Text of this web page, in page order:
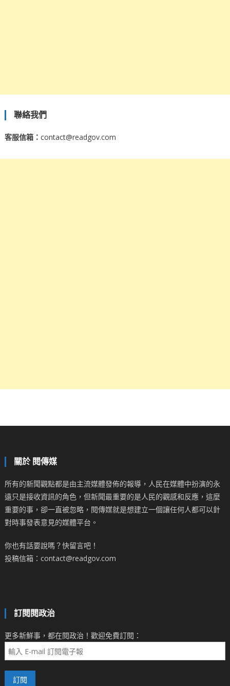
聯絡我們
客服信箱： contact@readgov.com
關於 閱傳媒
所有的新聞觀點都是由主流媒體發佈的報導，人民在媒體中扮演的永
遠只是接收資訊的角色，但新聞最重要的是人民的觀感和反應，這麼
重要的事，卻一直被忽略，閱傳媒就是想建立一個讓任何人都可以針
對時事發表意見的媒體平台。
你也有話要說嗎？快留言吧！
投稿信箱：contact@readgov.com
訂閱閱政治
更多新鮮事，都在閱政治！歡迎免費訂閱：